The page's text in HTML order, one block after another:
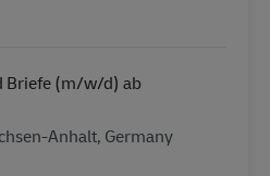
Briefe (m/w/d) ab
Anhalt, Germany